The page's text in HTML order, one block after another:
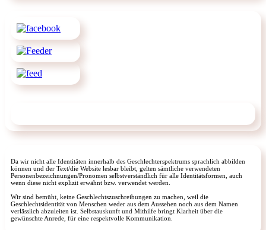
Da wir nicht alle Identitäten innerhalb des Geschlechterspektrums sprachlich abbilden
können und der Text/die Website lesbar bleibt, gelten sämtliche verwendeten
Personenbezeichnungen/Pronomen selbstverständlich für alle Identitätsformen, auch
wenn diese nicht explizit erwähnt bzw. verwendet werden.
Wir sind bemüht, keine Geschlechtszuschreibungen zu machen, weil die
Geschlechtsidentität von Menschen weder aus dem Aussehen noch aus dem Namen
verlässlich abzuleiten ist. Selbstauskunft und Mithilfe bringt Klarheit über die
gewünschte Anrede, für eine respektvolle Kommunikation.